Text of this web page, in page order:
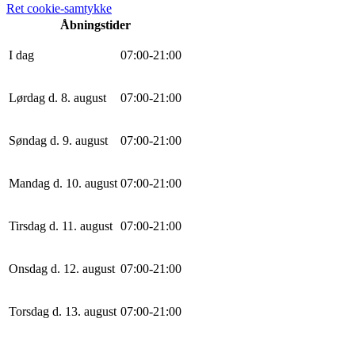
Ret cookie-samtykke
Åbningstider
I dag 07:00-21 :00
Lørdag d. 8. august 07:00-21 :00
Søndag d. 9. august 07:00-21 :00
Mandag d. 10. august 07:00-21 :00
Tirsdag d. 11. august 07:00-21 :00
Onsdag d. 12. august 07:00-21 :00
Torsdag d. 13. august 07:00-21 :00